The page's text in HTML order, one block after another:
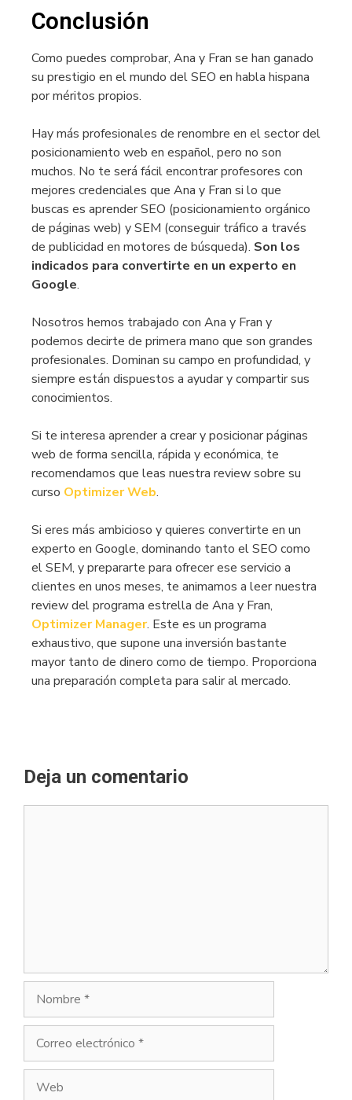
Conclusión
Como puedes comprobar, Ana y Fran se han ganado
su prestigio en el mundo del SEO en habla hispana
por méritos propios.
Hay más profesionales de renombre en el sector del
posicionamiento web en español, pero no son
muchos. No te será fácil encontrar profesores con
mejores credenciales que Ana y Fran si lo que
buscas es aprender SEO (posicionamiento orgánico
de páginas web) y SEM (conseguir tráfico a través
de publicidad en motores de búsqueda). Son los
indicados para convertirte en un experto en
Google.
Nosotros hemos trabajado con Ana y Fran y
podemos decirte de primera mano que son grandes
profesionales. Dominan su campo en profundidad, y
siempre están dispuestos a ayudar y compartir sus
conocimientos.
Si te interesa aprender a crear y posicionar páginas
web de forma sencilla, rápida y económica, te
recomendamos que leas nuestra review sobre su
curso Optimizer Web.
Si eres más ambicioso y quieres convertirte en un
experto en Google, dominando tanto el SEO como
el SEM, y prepararte para ofrecer ese servicio a
clientes en unos meses, te animamos a leer nuestra
review del programa estrella de Ana y Fran,
OptimizerManager. Este es un programa
exhaustivo, que supone una inversión bastante
mayor tanto de dinero como de tiempo. Proporciona
una preparación completa para salir al mercado.
Deja un comentario